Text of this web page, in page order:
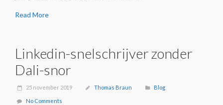
Read More
Linkedin-snelschrijver zonder
Dali-snor
25 november 2019 Thomas Braun Blog
No Comments